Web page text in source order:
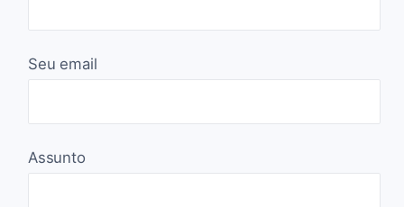
Seu email
Assunto